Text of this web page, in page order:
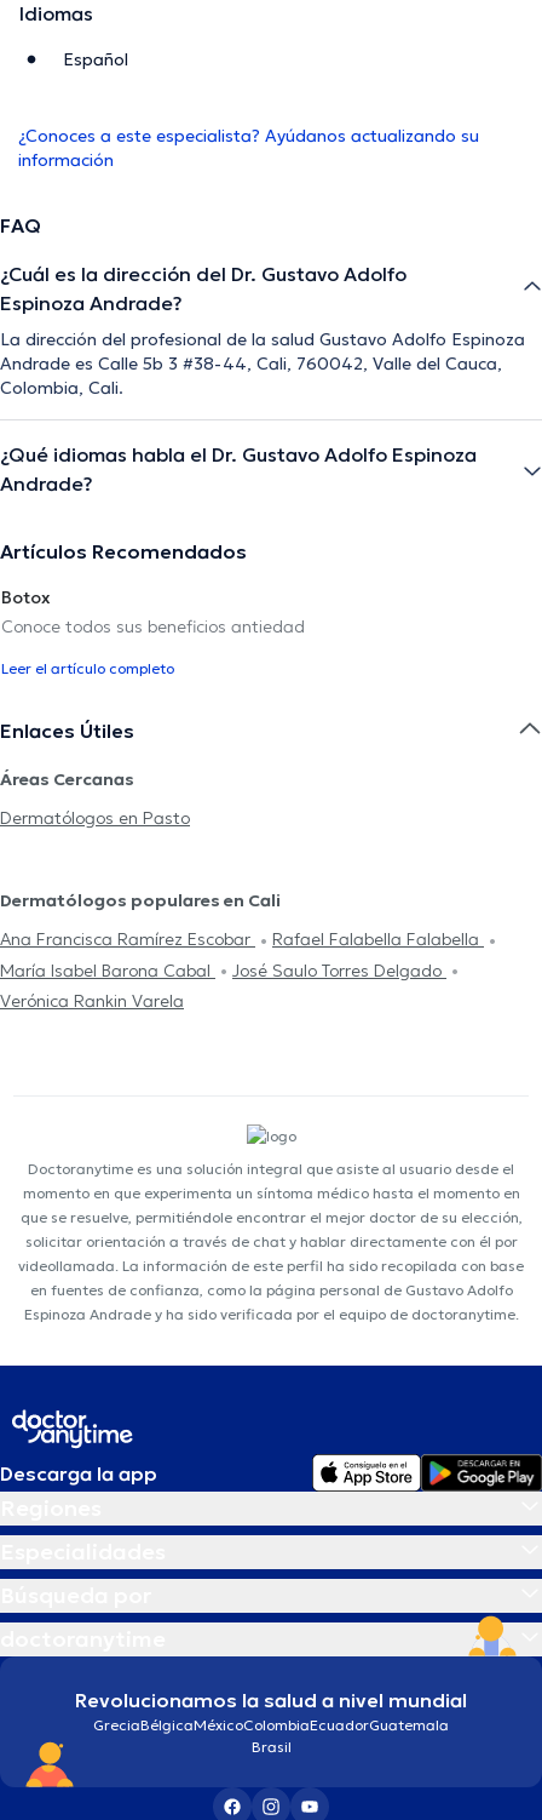
Idiomas
Español
¿Conoces a este especialista? Ayúdanos actualizando su
información
FAQ
¿Cuál es la dirección del Dr. Gustavo Adolfo
Espinoza Andrade?
La dirección del profesional de la salud Gustavo Adolfo Espinoza
Andrade es Calle 5b 3 #38-44, Cali, 760042, Valle del Cauca,
Colombia, Cali.
¿Qué idiomas habla el Dr. Gustavo Adolfo Espinoza
Andrade?
Artículos Recomendados
Botox
Conoce todos sus beneficios antiedad
Leer el artículo completo
Enlaces Útiles
Áreas Cercanas
Dermatólogos en Pasto
Dermatólogos populares en Cali
Ana Francisca Ramírez Escobar
Rafael Falabella Falabella
María Isabel Barona Cabal
José Saulo Torres Delgado
Verónica Rankin Varela
Doctoranytime es una solución integral que asiste al usuario desde el
momento en que experimenta un síntoma médico hasta el momento en
que se resuelve, permitiéndole encontrar el mejor doctor de su elección,
solicitar orientación a través de chat y hablar directamente con él por
videollamada. La información de este perfil ha sido recopilada con base
en fuentes de confianza, como la página personal de Gustavo Adolfo
Espinoza Andrade y ha sido verificada por el equipo de doctoranytime.
Descarga la app
Revolucionamos la salud a nivel mundial
GreciaBélgicaMéxicoColombiaEcuadorGuatemala
Brasil